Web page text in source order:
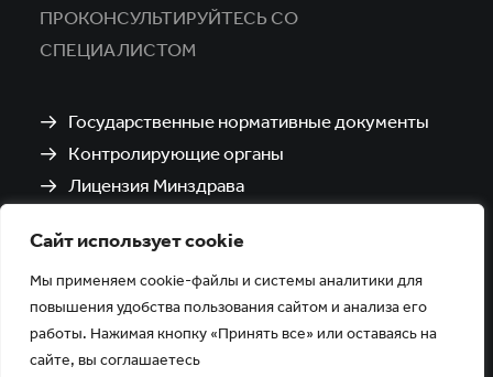
Сайт использует cookie
Мы применяем cookie-файлы и системы аналитики для
повышения удобства пользования сайтом и анализа его
работы. Нажимая кнопку «Принять все» или оставаясь на
сайте, вы соглашаетесь
ПРОКОНСУЛЬТИРУЙТЕСЬ СО
СПЕЦИАЛИСТОМ
Государственные нормативные документы
Контролирующие органы
Лицензия Минздрава
Политика обработки и защиты персональных
данных